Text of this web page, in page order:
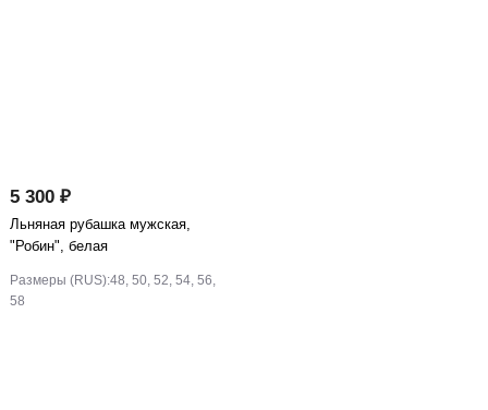
5 300 ₽
Льняная рубашка мужская,
"Робин", белая
Размеры (RUS):48, 50, 52, 54, 56,
58